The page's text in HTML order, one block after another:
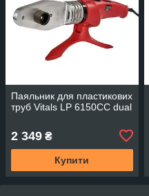
Паяльник для пластикових
труб Vitals LP 6150CC dual
2 349 ₴
Купити